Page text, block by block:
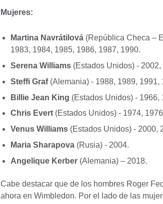
Mujeres:
Martina Navrátilová (República Checa –
1983, 1984, 1985, 1986, 1987, 1990.
Serena Williams (Estados Unidos) -
Steffi Graf(Alemania) - 1988, 1989, 1991,
Billie Jean King (Estados Unidos) - 1966,
Chris Evert (Estados Unidos) - 1974,
Venus Williams (Estados Unidos) - 2000,
Maria Sharapova (Rusia) - 2004.
Angelique Kerber (Alemania) – 2018.
Cabe destacar que de los hombres Roger
ahora en Wimbledon. Por el lado de las